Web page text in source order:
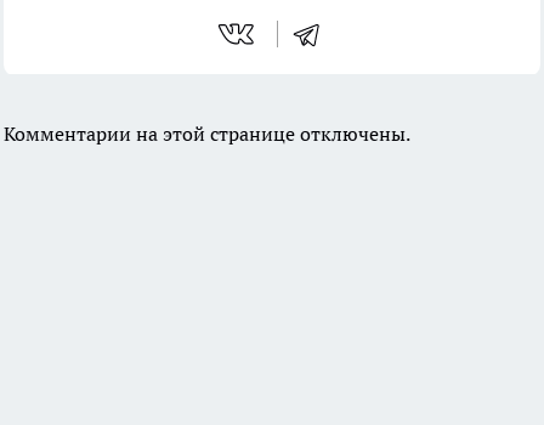
Комментарии на этой странице отключены.